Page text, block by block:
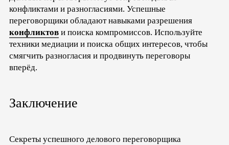
конфликтами и разногласиями. Успешные
переговорщики обладают навыками разрешения
конфликтов и поиска компромиссов. Используйте
техники медиации и поиска общих интересов, чтобы
смягчить разногласия и продвинуть переговоры
вперёд.
Заключение
Секреты успешного делового переговорщика